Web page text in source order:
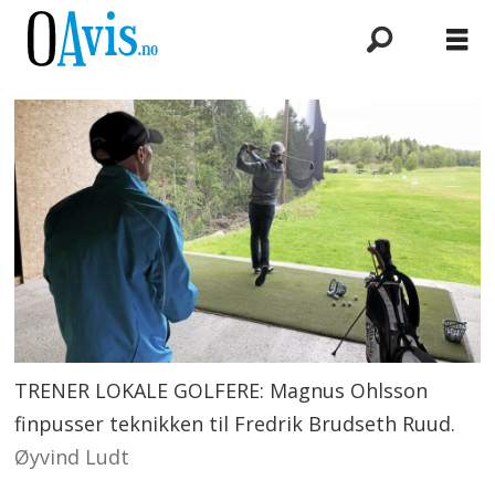
TRENER LOKALE GOLFERE: Magnus Ohlsson
finpusser teknikken til Fredrik Brudseth Ruud.
Øyvind Ludt